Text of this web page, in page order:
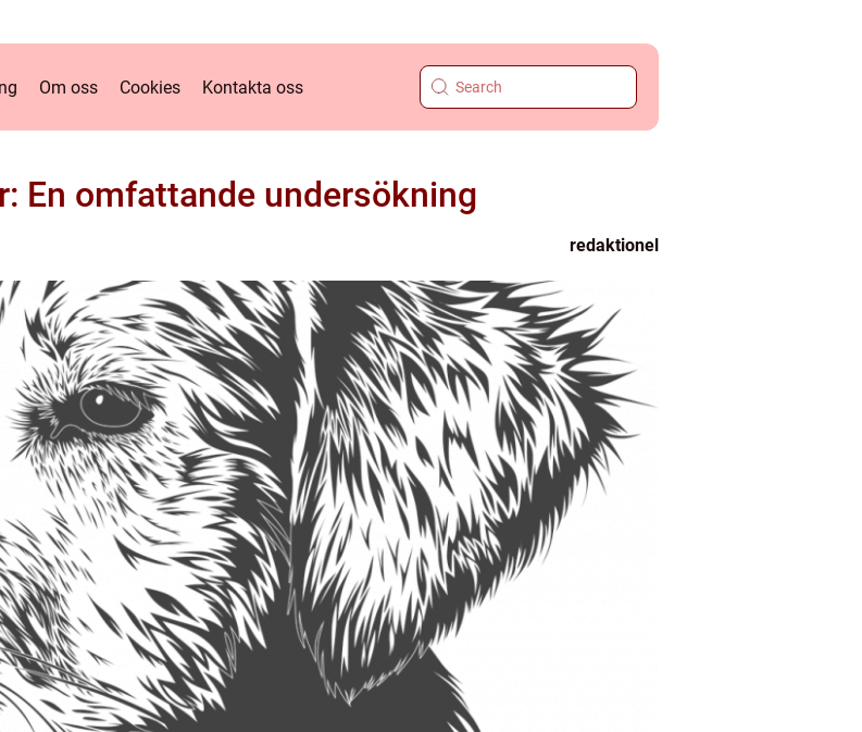
Om oss Cookies Kontakta oss
En omfattande undersökning
redaktionel